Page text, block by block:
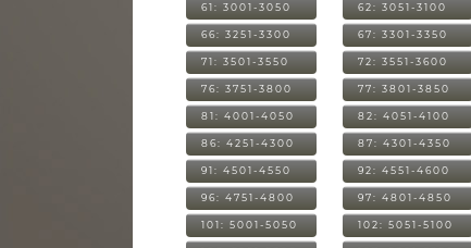
61: 3001-3050 62: 3051-3100
66: 3251-3300 67: 3301-3350
71: 3501-3550 72: 3551-3600
76: 3751-3800 77: 3801-3850
81: 4001-4050 82: 4051-4100
86: 4251-4300 87: 4301-4350
91: 4501-4550 92: 4551-4600
96: 4751-4800 97: 4801-4850
101: 5001-5050 102: 5051-5100